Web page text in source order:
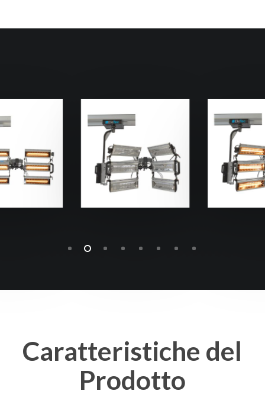
Caratteristiche del
Prodotto